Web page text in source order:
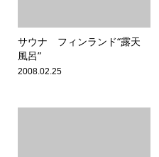
サウナ フィンランド“露天
風呂”
2008.02.25